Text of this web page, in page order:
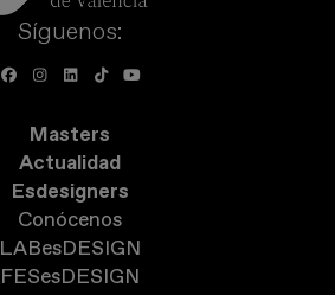
Síguenos:
Masters
Actualidad
Esdesigners
Conócenos
LABesDESIGN
FESesDESIGN